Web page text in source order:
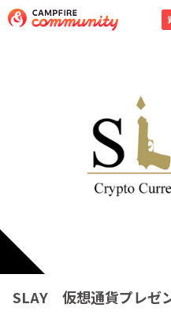
SLAY 仮想通貨プレゼ